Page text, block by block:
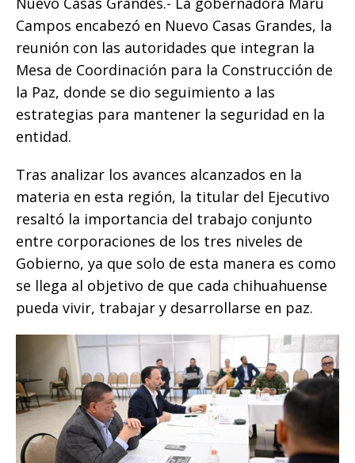
b
o
o
k
r A
p
p
n
g
e
r
Li
n
k
ar
ti
r
Campos encabezó en Nuevo Casas Grandes, la
reunión con las autoridades que integran la
Mesa de Coordinación para la Construcción de
la Paz, donde se dio seguimiento a las
estrategias para mantener la seguridad en la
entidad.
Tras analizar los avances alcanzados en la
materia en esta región, la titular del Ejecutivo
resaltó la importancia del trabajo conjunto
entre corporaciones de los tres niveles de
Gobierno, ya que solo de esta manera es como
se llega al objetivo de que cada chihuahuense
pueda vivir, trabajar y desarrollarse en paz.